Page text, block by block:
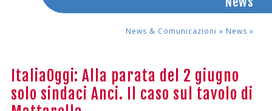
News & Comunicazioni » News »
ItaliaOggi: Alla parata del 2 giugno
solo sindaci Anci. Il caso sul tavolo di